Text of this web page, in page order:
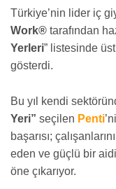
Türkiye’nin lider iç
Work® tarafından
Yerleri” listesinde
gösterdi.
Bu yıl kendi
Yeri” seçilen Penti
başarısı;
eden ve güçlü bir
öne çıkarıyor.